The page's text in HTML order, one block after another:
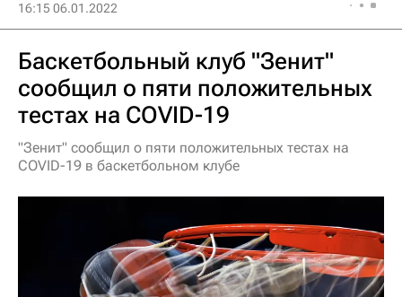
16:15 06.01.2022
Баскетбольный клуб "Зенит"
сообщил о пяти положительных
тестах на COVID-19
"Зенит" сообщил о пяти положительных тестах на
COVID-19 в баскетбольном клубе